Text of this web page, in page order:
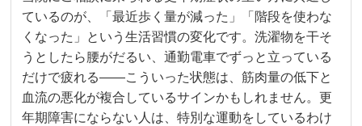
ているのが、「最近歩く量が減った」「階段を使わな
くなった」という生活習慣の変化です。洗濯物を干そ
うとしたら腰がだるい、通勤電車でずっと立っている
だけで疲れる——こういった状態は、筋肉量の低下と
血流の悪化が複合しているサインかもしれません。更
年期障害にならない人は、特別な運動をしているわけ